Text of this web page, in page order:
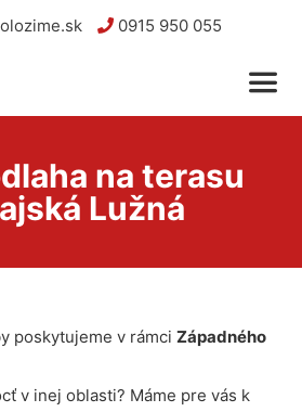
0915 950 055
na terasu
Lužná
poskytujeme v rámci Západného
v inej oblasti? Máme pre vás k